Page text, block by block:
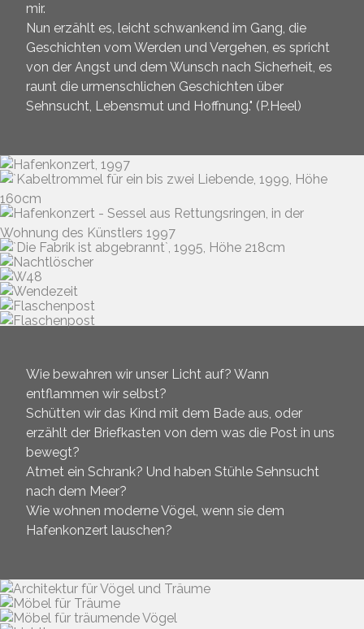
mir.
Nun erzählt es, leicht schwankend im Gang, die
Geschichten vom Werden und Vergehen, es spricht
von der Angst und dem Wunsch nach Sicherheit, es
raunt die urmenschlichen Geschichten über
Sehnsucht, Lebensmut und Hoffnung." (P.Heel)
Wie bewahren wir unser Licht auf? Wann
entflammen wir selbst?
Schütten wir das Kind mit dem Bade aus, oder
erzählt der Briefkasten von dem was die Post in uns
bewegt?
Atmet ein Schrank? Und haben Stühle Sehnsucht
nach dem Meer?
Wie wohnen moderne Vögel, wenn sie dem
Hafenkonzert lauschen?